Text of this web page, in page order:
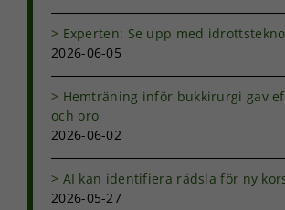
Experten: Se upp med
2026-06-05
Hemträning inför bukkirurgi gav
och oro
2026-06-02
AI kan identifiera rädsla för ny
2026-05-27